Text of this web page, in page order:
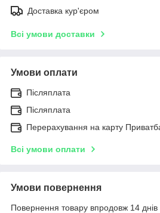
Доставка кур'єром
Всі умови доставки
Умови оплати
Післяплата
Післяплата
Перерахування на карту
Всі умови оплати
Умови повернення
Повернення товару впродовж 14 днів